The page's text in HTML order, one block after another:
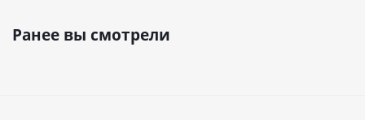
Ранее вы смотрели